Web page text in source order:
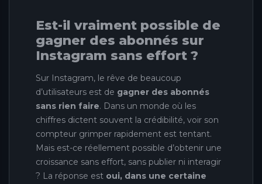
Est-il vraiment possible de
gagner des abonnés sur
Instagram sans effort ?
Sur Instagram, le rêve de beaucoup
d’utilisateurs est de gagner des abonnés
sans rien faire. Dans un monde où les
chiffres dictent souvent la crédibilité, voir son
compteur grimper rapidement est tentant.
Mais est-ce réellement possible d’obtenir une
croissance sans effort, sans publier ni interagir
? La réponse est oui, dans une certaine